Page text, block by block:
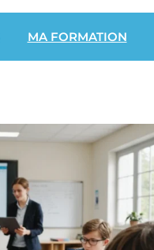
MA FORMATION